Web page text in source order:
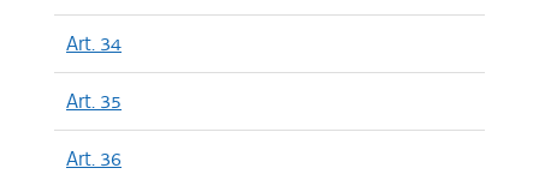
Art. 34
Art. 35
Art. 36